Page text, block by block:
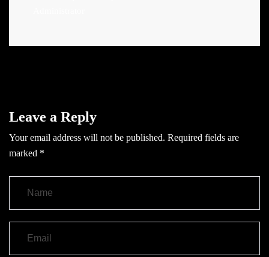
Leave a Reply
Your email address will not be published. Required fields are
marked *